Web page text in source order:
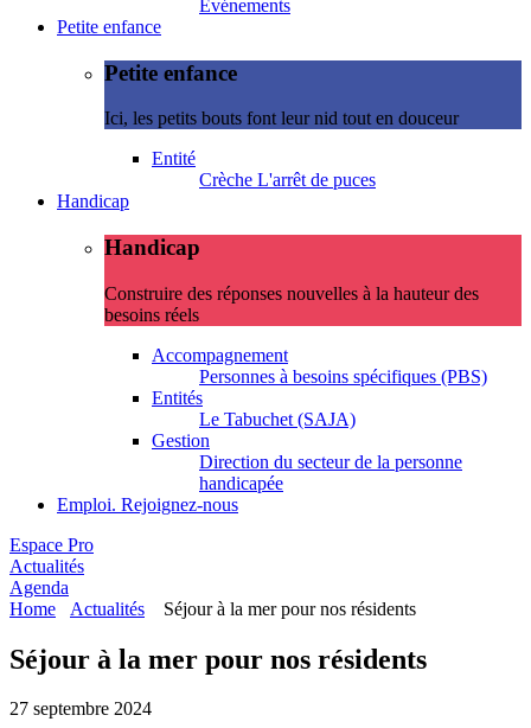
Evénements
Petite enfance
Petite enfance
Ici, les petits bouts font leur nid tout en douceur
Entité
Crèche L'arrêt de puces
Handicap
Handicap
Construire des réponses nouvelles à la hauteur des
besoins réels
Accompagnement
Personnes à besoins spécifiques (PBS)
Entités
Le Tabuchet (SAJA)
Gestion
Direction du secteur de la personne
handicapée
Emploi. Rejoignez-nous
Espace Pro
Actualités
Agenda
Home
Actualités Séjour à la mer pour nos résidents
Séjour à la mer pour nos résidents
27 septembre 2024